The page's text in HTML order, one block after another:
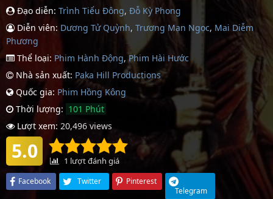
Đạo diễn: Trình Tiểu Đông, Đỗ Kỳ Phong
Diễn viên: Dương Tử Quỳnh, Trương Mạn Ngọc, Mai Diễm
Phương
Thể loại: Phim Hành Động,Phim Hài Hước
Nhà sản xuất: Paka Hill Productions
Quốc gia: Phim Hồng Kông
Thời lượng: 101 Phút
Lượt xem: 20,496 views
5.0 1 lượt đánh giá
Facebook Twitter
Pinterest
Telegram